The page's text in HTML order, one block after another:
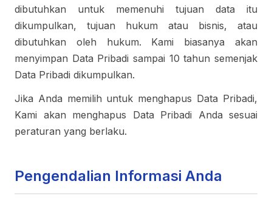
dibutuhkan untuk memenuhi tujuan data itu
dikumpulkan, tujuan hukum atau bisnis, atau
dibutuhkan oleh hukum. Kami biasanya akan
menyimpan Data Pribadi sampai 10 tahun semenjak
Data Pribadi dikumpulkan.
Jika Anda memilih untuk menghapus Data Pribadi,
Kami akan menghapus Data Pribadi Anda sesuai
peraturan yang berlaku.
Pengendalian Informasi Anda